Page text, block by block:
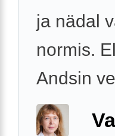
ja nädal
normis.
Andsin